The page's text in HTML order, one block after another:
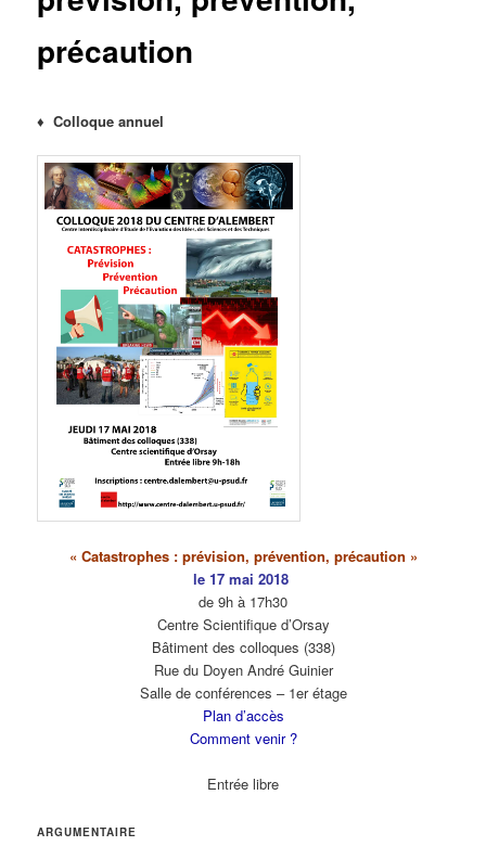
précaution
♦ Colloque annuel
« Catastrophes : prévision, prévention, précaution »
le 17 mai 2018
de 9h à 17h30
Centre Scientifique d’Orsay
Bâtiment des colloques (338)
Rue du Doyen André Guinier
Salle de conférences – 1er étage
Plan d’accès
Comment venir ?
Entrée libre
ARGUMENTAIRE